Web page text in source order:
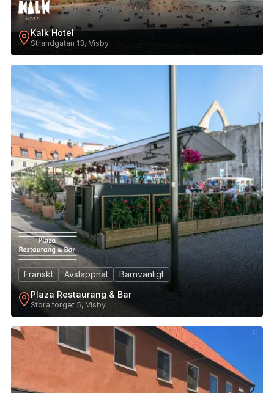
Kalk Hotel
Strandgatan 13, Visby
12
Franskt Avslappnat
Barnvänligt
Plaza Restaurang & Bar
Stora torget 5, Visby
13